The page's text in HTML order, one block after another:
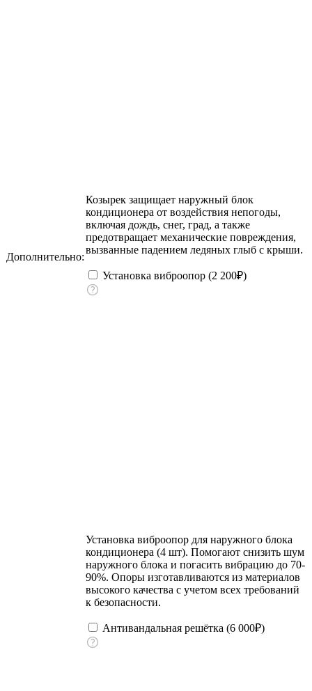
Дополнительно:
Козырек защищает наружный блок
кондиционера от воздействия непогоды,
включая дождь, снег, град, а также
предотвращает механические повреждения,
вызванные падением ледяных глыб с крыши.
Установка виброопор (2 200₽)
Установка виброопор для наружного блока
кондиционера (4 шт). Помогают снизить шум
наружного блока и погасить вибрацию до 70-
90%. Опоры изготавливаются из материалов
высокого качества с учетом всех требований
к безопасности.
Антивандальная решётка (6 000₽)